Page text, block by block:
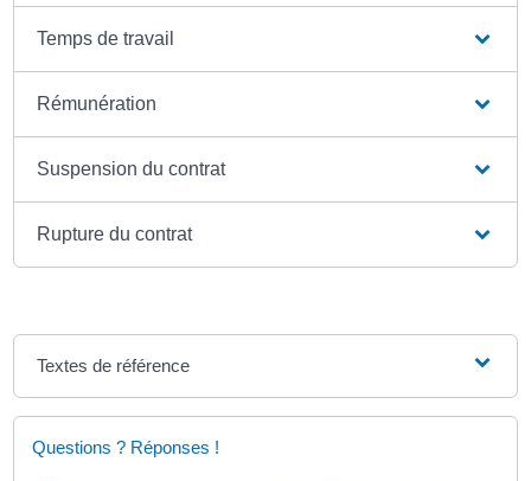
Temps de travail
Rémunération
Suspension du contrat
Rupture du contrat
Textes de référence
Questions ? Réponses !